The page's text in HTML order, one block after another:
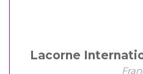
Lacorne